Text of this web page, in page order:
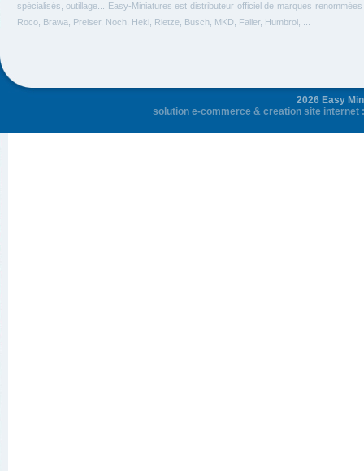
spécialisés, outillage... Easy-Miniatures est distributeur officiel de marques
Roco, Brawa, Preiser, Noch, Heki, Rietze, Busch, MKD, Faller, Humbrol, ...
2026 Easy
solution e-commerce & creation site internet